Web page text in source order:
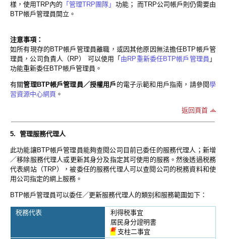
樣，使用TRP內的 「管理TRP團隊」 功能； 而TRP公司帳戶則仍需要由
BTP帳戶管理員開立。
注意事項：
如所有現存的BTP帳戶管理員離職，或因其他原因無法擔任BTP帳戶管
理員，公司負責人（RP） 可以使用「 由RP重新委任BTP帳戶管理員 」
功能重新委任BTP帳戶管理員。
有關管理BTP帳戶管理員／授權用戶 的電子示範和用戶指南，請參閱學
習資源中心網頁 。
返回頁首
5. 管理服務代理人
此功能讓BTP帳戶管理員能夠查閱公司目前已委任的服務代理人；新增
／移除服務代理人或更新其身分及指定其可使用的服務。然後透過税務
代表網站（TRP），被委任的服務代理人可以查閱公司的税務資料和使
用公司指定的網上服務。
BTP帳戶管理員可以委任／更新服務代理人的類别和服務範圍如下：
税務代表
利得税事宜
居民身分證明書
新支柱二事宜